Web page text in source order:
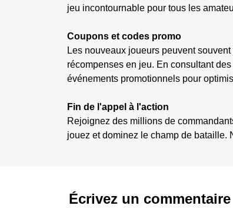
jeu incontournable pour tous les
Coupons et codes promo
Les nouveaux joueurs peuvent
récompenses en jeu. En consultant
événements promotionnels pour
Fin de l'appel à l'action
Rejoignez des millions de
jouez et dominez le champ de bataille.
Écrivez un commentaire